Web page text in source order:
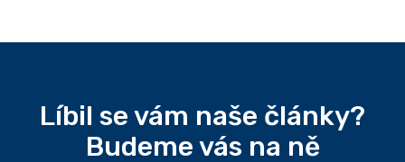
Líbil se vám naše články?
Budeme vás na ně